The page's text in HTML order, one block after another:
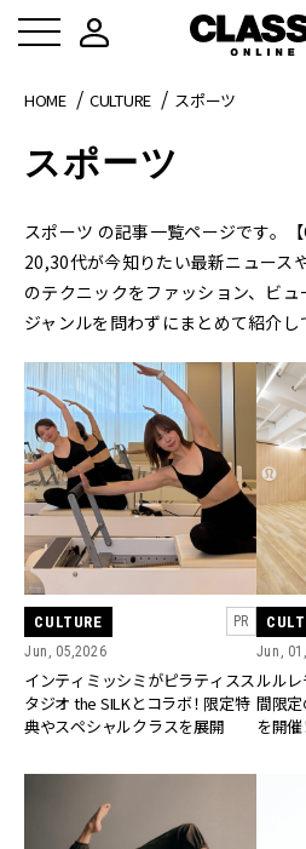
HOME CULTURE スポーツ
スポーツ
スポーツ の記事一覧ページです。【
20,30代が今知りたい最新ニュース
のテクニックをファッション、ビ
ジャンルを問わずにまとめて紹介し
CULTURE
PR
Jun, 05,2026
インティミッシミがピラティスス
タジオ the SILKとコラボ！ 限定特
典やスペシャルクラスを展開
Jun,
ルル
間限
を開催